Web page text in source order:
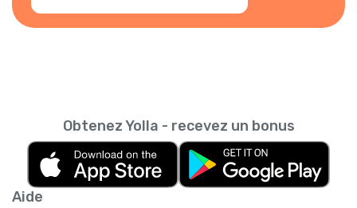
Aide
Obtenez Yolla - recevez un bonus